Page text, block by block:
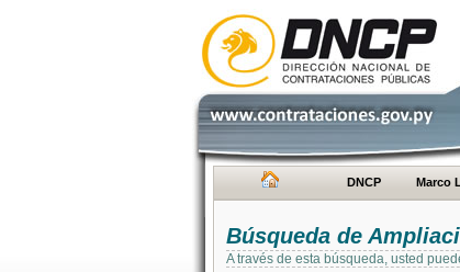
DNCP Marco
Búsqueda de
A través de esta búsqueda, usted